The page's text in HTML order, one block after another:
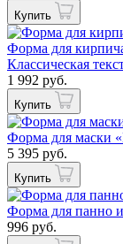
Купить
Форма для
Классическая
1 992 руб.
Купить
Форма для маски
5 395 руб.
Купить
Форма для панно
996 руб.